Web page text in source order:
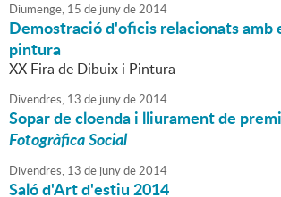
Diumenge, 15 de junyde2014
Demostració d'oficis relacionats amb
pintura
XX Fira de Dibuix i Pintura
Divendres, 13 de junyde2014
Sopar de cloenda i lliurament de
Fotogràfica Social
Divendres, 13 de junyde2014
Saló d'Art d'estiu 2014